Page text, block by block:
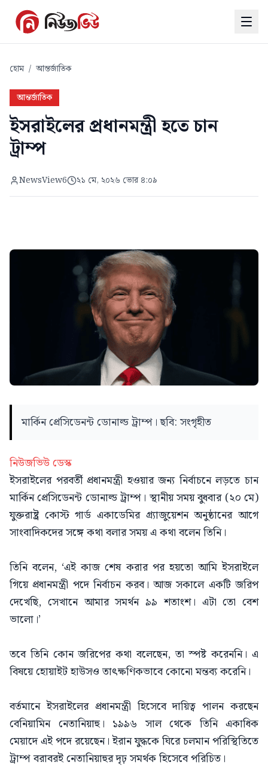
হোম / আন্তর্জাতিক
আন্তর্জাতিক
ইসরাইলের প্রধানমন্ত্রী হতে চান
ট্রাম্প
NewsView6 ২১ মে, ২০২৬ ভোর ৪:০৯
মার্কিন প্রেসিডেনন্ট ডোনাল্ড ট্রাম্প। ছবি: সংগৃহীত
নিউজভিউ ডেস্ক
ইসরাইলের পরবর্তী প্রধানমন্ত্রী হওয়ার জন্য নির্বাচনে লড়তে চান
মার্কিন প্রেসিডেনন্ট ডোনাল্ড ট্রাম্প। স্থানীয় সময় বুধবার (২০ মে)
যুক্তরাষ্ট্র কোস্ট গার্ড একাডেমির গ্র্যাজুয়েশন অনুষ্ঠানের আগে
সাংবাদিকদের সঙ্গে কথা বলার সময় এ কথা বলেন তিনি।
তিনি বলেন, ‘এই কাজ শেষ করার পর হয়তো আমি ইসরাইলে
গিয়ে প্রধানমন্ত্রী পদে নির্বাচন করব। আজ সকালে একটি জরিপ
দেখেছি, সেখানে আমার সমর্থন ৯৯ শতাংশ। এটা তো বেশ
ভালো।’
তবে তিনি কোন জরিপের কথা বলেছেন, তা স্পষ্ট করেননি। এ
বিষয়ে হোয়াইট হাউসও তাৎক্ষণিকভাবে কোনো মন্তব্য করেনি।
বর্তমানে ইসরাইলের প্রধানমন্ত্রী হিসেবে দায়িত্ব পালন করছেন
বেনিয়ামিন নেতানিয়াহু। ১৯৯৬ সাল থেকে তিনি একাধিক
মেয়াদে এই পদে রয়েছেন। ইরান যুদ্ধকে ঘিরে চলমান পরিস্থিতিতে
ট্রাম্প বরাবরই নেতানিয়াহুর দৃঢ় সমর্থক হিসেবে পরিচিত।